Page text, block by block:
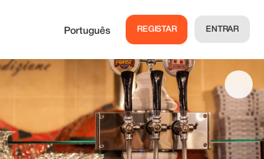
Português REGISTAR ENTRAR